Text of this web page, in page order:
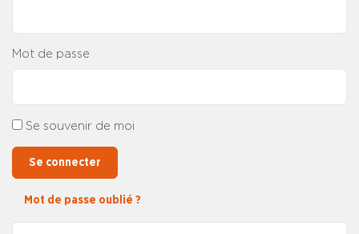
Mot de passe
Se souvenir de moi
Se connecter
Mot de passe oublié ?